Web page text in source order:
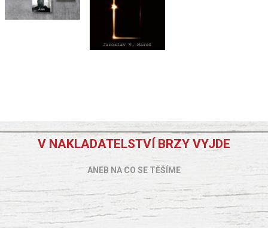
V NAKLADATELSTVÍ BRZY VYJDE
ANEB NA CO SE TĚŠÍME